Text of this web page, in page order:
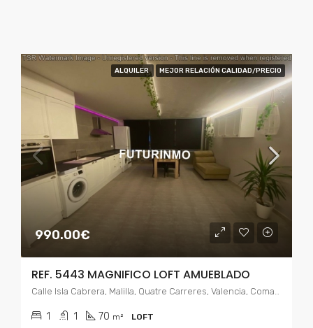
ALQUILER MEJOR RELACIÓN CALIDAD/PRECIO
990.00€
REF. 5443 MAGNIFICO LOFT AMUEBLADO
Calle Isla Cabrera, Malilla, Quatre Carreres, Valencia, Comarca de Valencia, Valencia, Comunidad Valenciana, 46026, España
1 1 70 m² LOFT